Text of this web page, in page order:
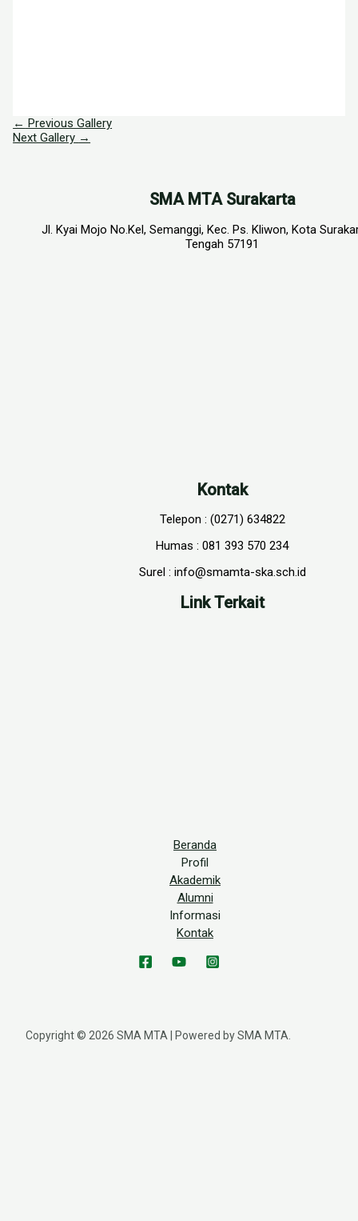
← Previous Gallery
Next Gallery →
SMA MTA Surakarta
Jl. Kyai Mojo No.Kel, Semanggi, Kec. Ps. Kliwon, Kota
Tengah 57191
Kontak
Telepon : (0271) 634822
Humas : 081 393 570 234
Surel : info@smamta-ska.sch.id
Link Terkait
Beranda
Profil
Akademik
Alumni
Informasi
Kontak
Copyright © 2026 SMA MTA | Powered by SMA MTA.